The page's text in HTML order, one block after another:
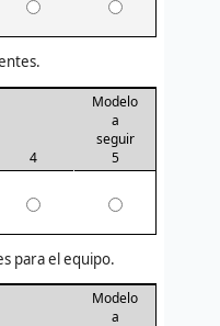
4
Modelo
a
seguir
5
para el equipo.
Modelo
a